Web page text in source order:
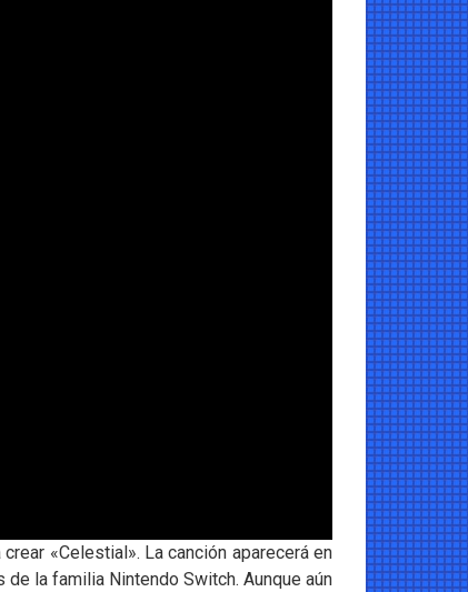
«Celestial». La canción aparecerá en
la familia Nintendo Switch. Aunque aún